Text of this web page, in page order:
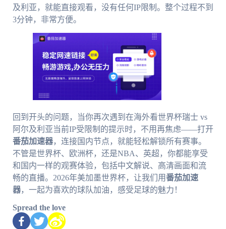
及利亚，就能直接观看，没有任何IP限制。整个过程不到
3分钟，非常方便。
回到开头的问题，当你再次遇到在海外看世界杯瑞士 vs
阿尔及利亚当前IP受限制的提示时，不用再焦虑——打开
番茄加速器，连接国内节点，就能轻松解锁所有赛事。
不管是世界杯、欧洲杯，还是NBA、英超，你都能享受
和国内一样的观赛体验，包括中文解说、高清画面和流
畅的直播。2026年美加墨世界杯，让我们用番茄加速
器，一起为喜欢的球队加油，感受足球的魅力！
Spread the love